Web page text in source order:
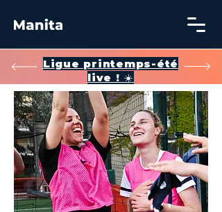
​Ligue printemps-été
live ! ☀️